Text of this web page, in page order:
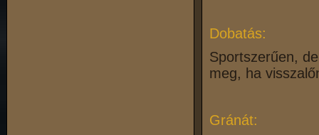
Dobatás:
Sportszerűen,
meg, ha
Gránát: